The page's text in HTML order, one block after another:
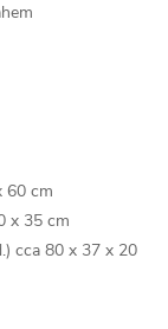
60 cm
x 35 cm
cca 80 x 37 x 20